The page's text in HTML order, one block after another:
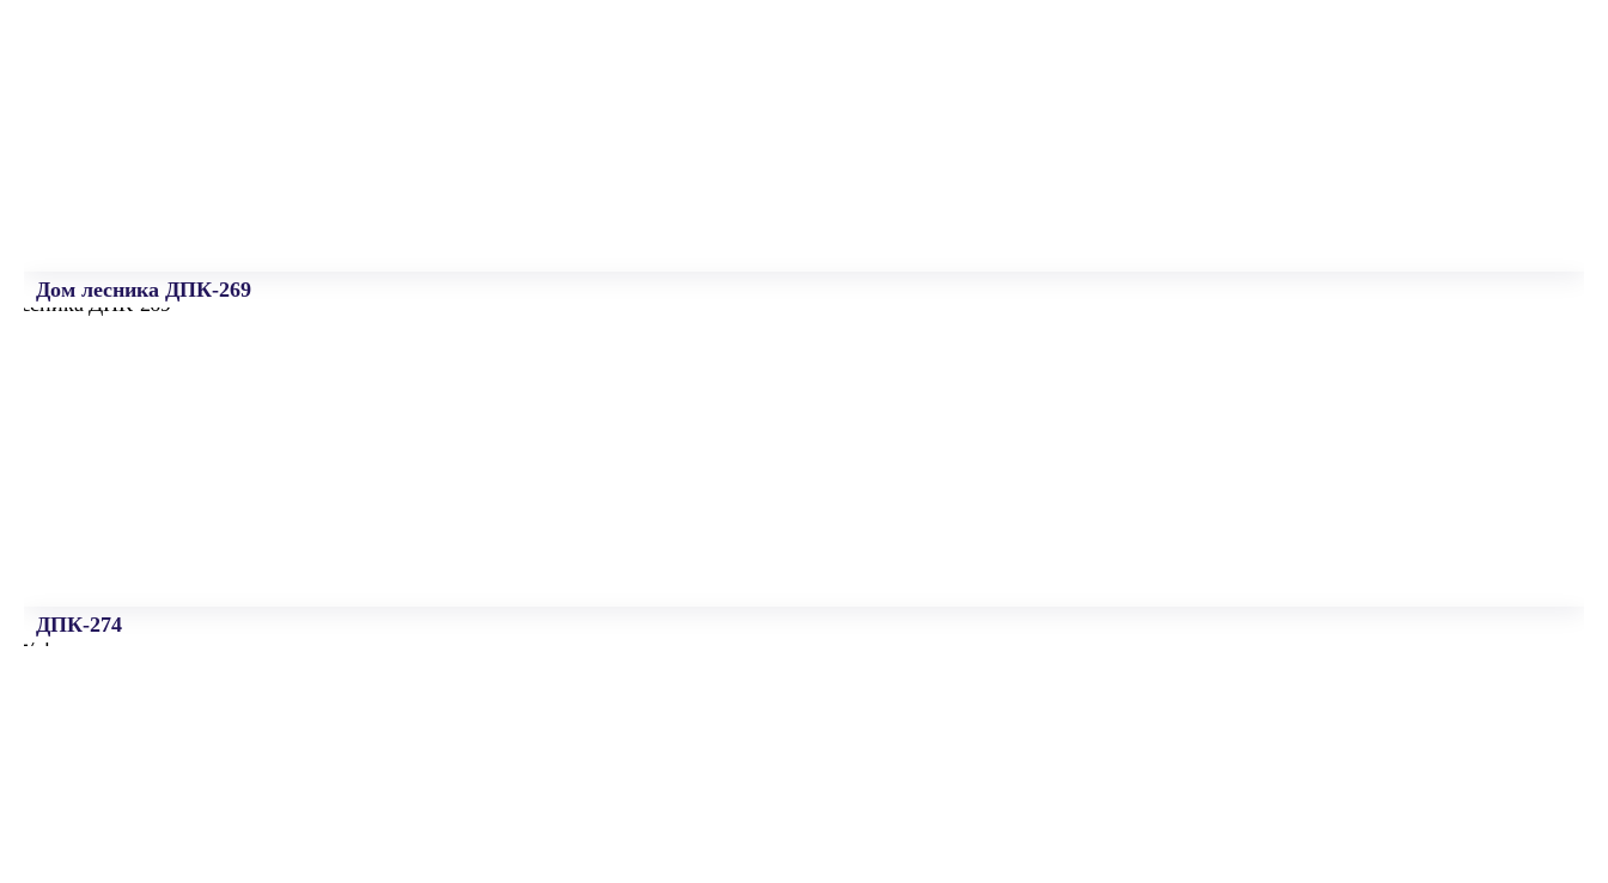
Дом лесника ДПК-269
ДПК-274